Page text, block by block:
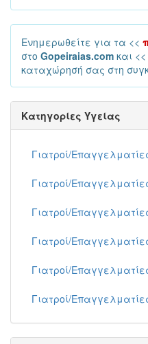
Ενημερωθείτε για τα <<
στο Gopeiraias.com και <<
καταχώρησή σας στη
Κατηγορίες Υγείας
Γιατροί/
Γιατροί/
Γιατροί/
Γιατροί/
Γιατροί/
Γιατροί/